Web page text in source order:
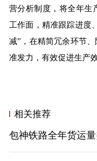
营分析制度，将全年生
工作面，精准跟踪进度
减”，在精简冗余环节
准发力，有效促进生产
相关推荐
包神铁路全年货运